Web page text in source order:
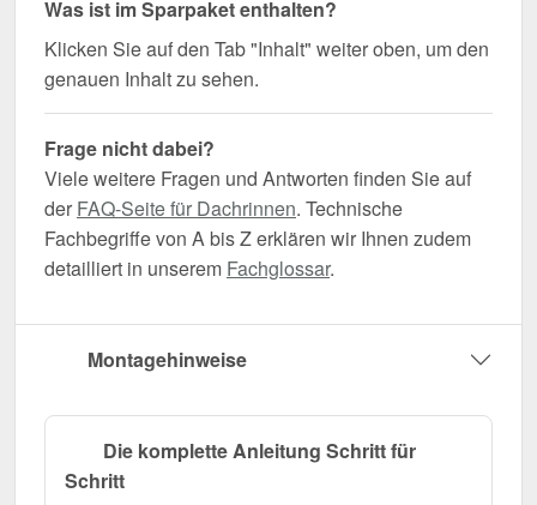
Was ist im Sparpaket enthalten?
Klicken Sie auf den Tab "Inhalt" weiter oben, um den
genauen Inhalt zu sehen.
Frage nicht dabei?
Viele weitere Fragen und Antworten finden Sie auf
der FAQ-Seite für Dachrinnen. Technische
Fachbegriffe von A bis Z erklären wir Ihnen zudem
detailliert in unserem Fachglossar.
Montagehinweise
Die komplette Anleitung Schritt für
Schritt